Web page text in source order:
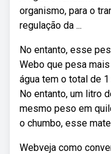
organismo, para o
regulação da ...
No entanto, esse
Webo que pesa
água tem o total de
No entanto, um litro
mesmo peso em
o chumbo, esse
Webveja como